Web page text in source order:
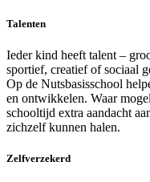
Talenten
Ieder kind heeft talent –
sportief, creatief of sociaal
Op de Nutsbasisschool
en ontwikkelen. Waar
schooltijd extra aandacht
zichzelf kunnen halen.
Zelfverzekerd